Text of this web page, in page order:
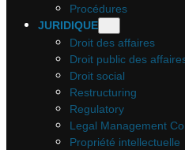
Procédures
JURIDIQUE
Droit des affaires
Droit public des
Droit social
Restructuring
Regulatory
Legal Management
Propriété intellectuelle